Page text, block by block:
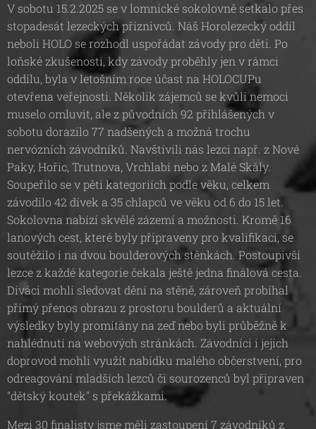
V sobotu 15.2.2025 se v lomnické sokolovně setkalo přes
stopadesát lezeckých příznivců. Náš Horolezecký oddíl
neboli HOLO se rozhodl uspořádat závody pro děti. Po
loňské zkušenosti, kdy závody proběhly jen v rámci
oddílu, byla v letošním roce účast na HOLOCUPu
otevřena veřejnosti. Několik zájemců se kvůli nemoci
muselo omluvit, ale z původních 92 přihlášených v
sobotu dorazilo 77 nadšených a možná trochu
nervózních závodníků. Navštívili nás lezci např. z Nové
Paky, Hořic, Trutnova, Vrchlabí nebo z Malé Skály.
Soupeřilo se v pěti kategoriích podle věku, celkem
závodilo 42 dívek a 35 chlapců ve věku od 6 do 15 let.
Sokolovna nabízí skvělé zázemí a možnosti. Kromě 16
lanových cest, které byly připraveny pro kvalifikaci, se
soutěžilo i na dvou boulderových stěnkách. Postoupivší
lezce z každé kategorie čekala ještě jedna finálová cesta.
Diváci mohli sledovat dění na stěně, zároveň probíhal
přímý přenos obrazu z prostoru boulderů a aktuální
výsledky byly promítány na zeď nebo byli průběžně k
nahlédnutí na webových stránkách. Závodníci i jejich
doprovod mohli využít nabídku malého občerstvení, pro
odreagování mladších lezců či sourozenců byl připraven
"dětský koutek" s překážkami.
Mezi 30 finalisty jsme měli zastoupení 7 závodníků z